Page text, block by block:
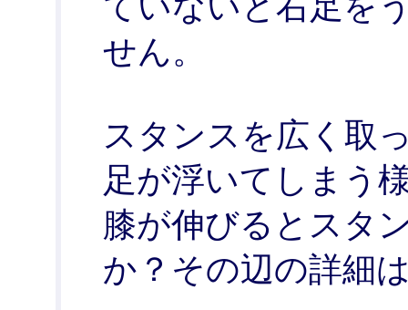
せん。
スタンスを広く取
足が浮いてしまう
膝が伸びるとスタ
か？その辺の詳細